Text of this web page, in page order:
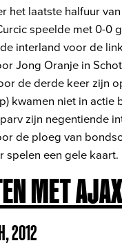
het laatste halfuur
speelde met 0-
interland voor de
Jong Oranje in
de derde keer zijn
kwamen niet in
zijn negentiende
de ploeg van
spelen een gele kaart.
MET
2012